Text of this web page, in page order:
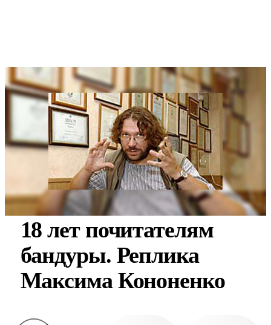
18 лет почитателям
бандуры. Реплика
Максима Кононенко